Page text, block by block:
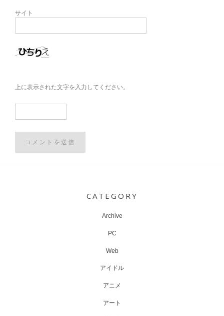
サイト
上に表示された文字を入力してください。
CATEGORY
Archive
PC
Web
アイドル
アニメ
アート